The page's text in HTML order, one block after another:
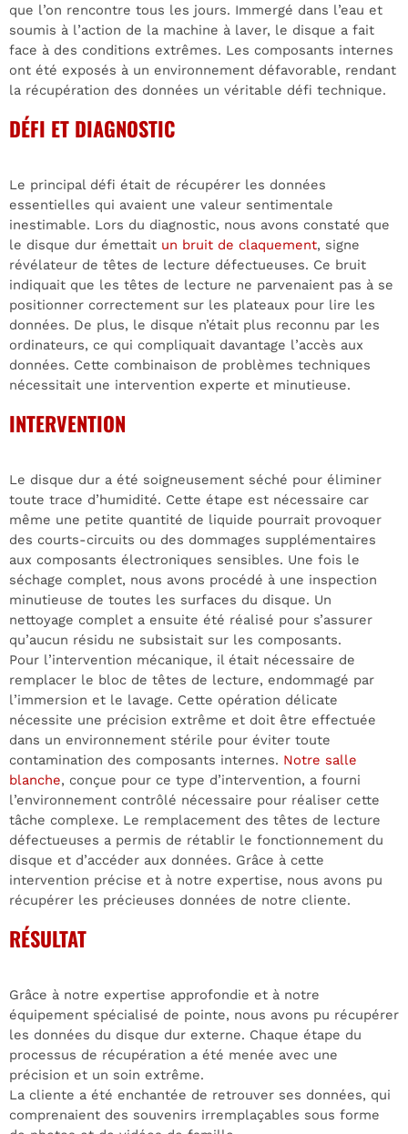
que l’on rencontre tous les jours. Immergé dans l’eau et
soumis à l’action de la machine à laver, le disque a fait
face à des conditions extrêmes. Les composants internes
ont été exposés à un environnement défavorable, rendant
la récupération des données un véritable défi technique.
DÉFI ET DIAGNOSTIC
Le principal défi était de récupérer les données
essentielles qui avaient une valeur sentimentale
inestimable. Lors du diagnostic, nous avons constaté que
le disque dur émettait un bruit de claquement, signe
révélateur de têtes de lecture défectueuses. Ce bruit
indiquait que les têtes de lecture ne parvenaient pas à se
positionner correctement sur les plateaux pour lire les
données. De plus, le disque n’était plus reconnu par les
ordinateurs, ce qui compliquait davantage l’accès aux
données. Cette combinaison de problèmes techniques
nécessitait une intervention experte et minutieuse.
INTERVENTION
Le disque dur a été soigneusement séché pour éliminer
toute trace d’humidité. Cette étape est nécessaire car
même une petite quantité de liquide pourrait provoquer
des courts-circuits ou des dommages supplémentaires
aux composants électroniques sensibles. Une fois le
séchage complet, nous avons procédé à une inspection
minutieuse de toutes les surfaces du disque. Un
nettoyage complet a ensuite été réalisé pour s’assurer
qu’aucun résidu ne subsistait sur les composants.
Pour l’intervention mécanique, il était nécessaire de
remplacer le bloc de têtes de lecture, endommagé par
l’immersion et le lavage. Cette opération délicate
nécessite une précision extrême et doit être effectuée
dans un environnement stérile pour éviter toute
contamination des composants internes. Notre salle
blanche, conçue pour ce type d’intervention, a fourni
l’environnement contrôlé nécessaire pour réaliser cette
tâche complexe. Le remplacement des têtes de lecture
défectueuses a permis de rétablir le fonctionnement du
disque et d’accéder aux données. Grâce à cette
intervention précise et à notre expertise, nous avons pu
récupérer les précieuses données de notre cliente.
RÉSULTAT
Grâce à notre expertise approfondie et à notre
équipement spécialisé de pointe, nous avons pu récupérer
les données du disque dur externe. Chaque étape du
processus de récupération a été menée avec une
précision et un soin extrême.
La cliente a été enchantée de retrouver ses données, qui
comprenaient des souvenirs irremplaçables sous forme